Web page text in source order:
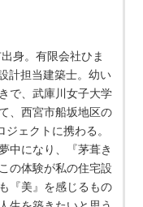
身。有限会社ひま
計担当建築士。幼い
で、武庫川女子大学
、西宮市船坂地区の
ェクトに携わる。
中になり、『茅葺き
の体験が私の住宅設
『美』を感じるもの